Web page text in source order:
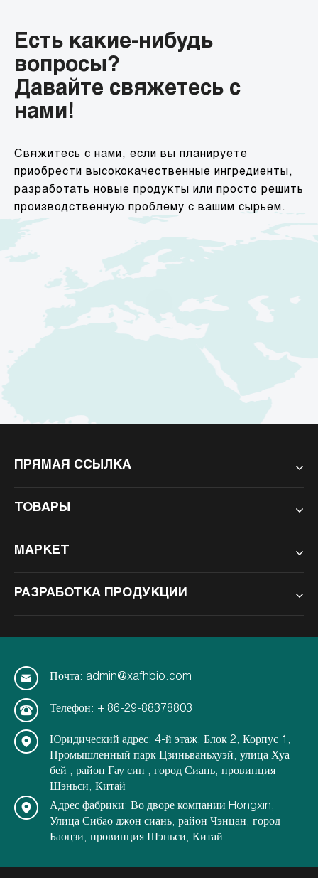
Есть какие-нибудь
вопросы?
Давайте свяжетесь с
нами!
Свяжитесь с нами, если вы планируете
приобрести высококачественные ингредиенты,
разработать новые продукты или просто решить
производственную проблему с вашим сырьем.
ПРЯМАЯ ССЫЛКА
ТОВАРЫ
МАРКЕТ
РАЗРАБОТКА ПРОДУКЦИИ
Почта: admin@xafhbio.com
Телефон: + 86-29-88378803
Юридический адрес: 4-й этаж, Блок 2, Корпус 1,
Промышленный парк Цзиньваньхуэй, улица Хуа
бей , район Гау син , город Сиань, провинция
Шэньси, Китай
Адрес фабрики: Во дворе компании Hongxin,
Улица Сибао джон сиань, район Чэнцан, город
Баоцзи, провинция Шэньси, Китай